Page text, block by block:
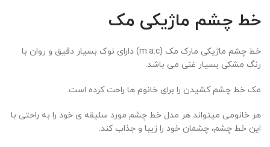
خط چشم ماژیکی مک
خط چشم ماژیکی مارک مک (m.a.c) دارای نوک بسیار دقیق و روان با
رنگ مشکی بسیار غنی می باشد.
مک خط چشم کشیدن را برای خانوم ها راحت کرده است.
هر خانومی میتواند هر مدل خط چشم مورد سلیقه ی خود را به راحتی با
این خط چشم، چشمان خود را زیبا و جذاب کند.